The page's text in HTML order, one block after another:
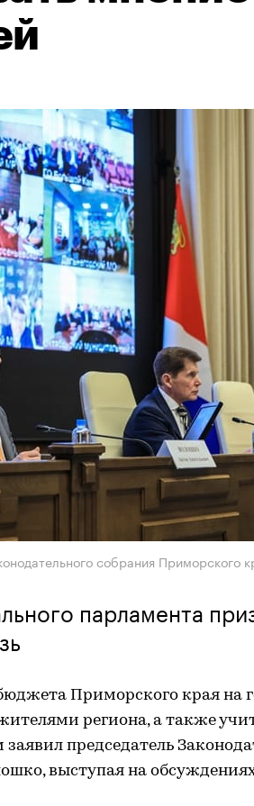
собрания Приморского
парламента
Приморского края на
региона, а также
председатель
выступая на